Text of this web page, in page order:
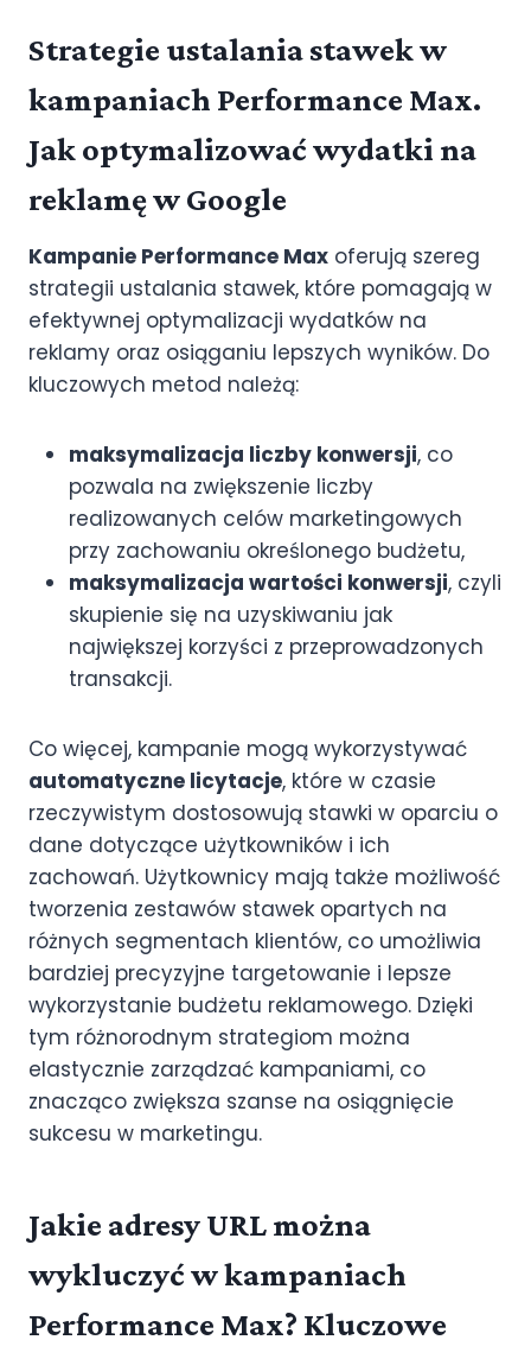
Strategie ustalania stawek w
kampaniach Performance Max.
Jak optymalizować wydatki na
reklamę w Google
Kampanie Performance Max oferują szereg
strategii ustalania stawek, które pomagają w
efektywnej optymalizacji wydatków na
reklamy oraz osiąganiu lepszych wyników. Do
kluczowych metod należą:
maksymalizacja liczby konwersji, co
pozwala na zwiększenie liczby
realizowanych celów marketingowych
przy zachowaniu określonego budżetu,
maksymalizacja wartości konwersji, czyli
skupienie się na uzyskiwaniu jak
największej korzyści z przeprowadzonych
transakcji.
Co więcej, kampanie mogą wykorzystywać
automatyczne licytacje, które w czasie
rzeczywistym dostosowują stawki w oparciu o
dane dotyczące użytkowników i ich
zachowań. Użytkownicy mają także możliwość
tworzenia zestawów stawek opartych na
różnych segmentach klientów, co umożliwia
bardziej precyzyjne targetowanie i lepsze
wykorzystanie budżetu reklamowego. Dzięki
tym różnorodnym strategiom można
elastycznie zarządzać kampaniami, co
znacząco zwiększa szanse na osiągnięcie
sukcesu w marketingu.
Jakie adresy URL można
wykluczyć w kampaniach
Performance Max? Kluczowe